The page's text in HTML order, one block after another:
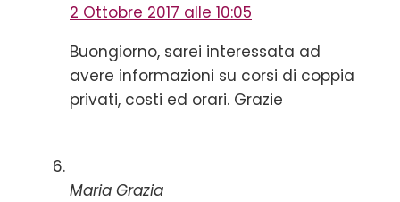
2 Ottobre 2017 alle 10:05
Buongiorno, sarei interessata ad
avere informazioni su corsi di coppia
privati, costi ed orari. Grazie
Maria Grazia